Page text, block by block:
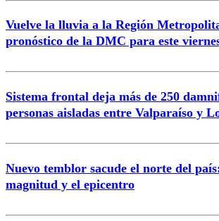
Vuelve la lluvia a la Región
pronóstico de la DMC para este
Sistema frontal deja más de 250
personas aisladas entre Valparaíso y
Nuevo temblor sacude el norte del
magnitud y el epicentro